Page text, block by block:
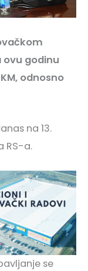
ovu godinu
odnosno
na 13.
RS-a.
se